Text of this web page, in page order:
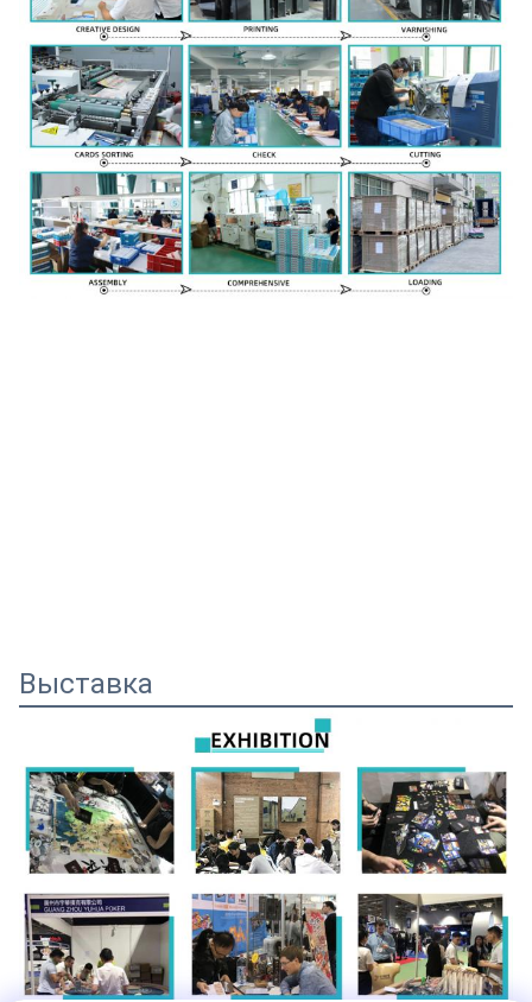
Выставка